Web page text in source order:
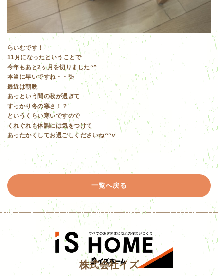
らいむです！
11月になったということで
今年もあと2ヶ月を切りました^^
本当に早いですね・・💦
最近は朝晩
あっという間の秋が過ぎて
すっかり冬の寒さ！？
というくらい寒いですので
くれぐれも体調には気をつけて
あったかくしてお過ごしくださいね^^v
一覧へ戻る
株式会社イズ